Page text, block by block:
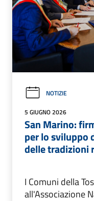
NOTIZIE
5 GIUGNO 2026
San Marino:
per lo sviluppo
delle tradizioni
I Comuni della
all'Associazione